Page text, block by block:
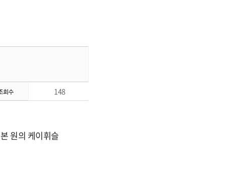
148
원의 케이휘슬